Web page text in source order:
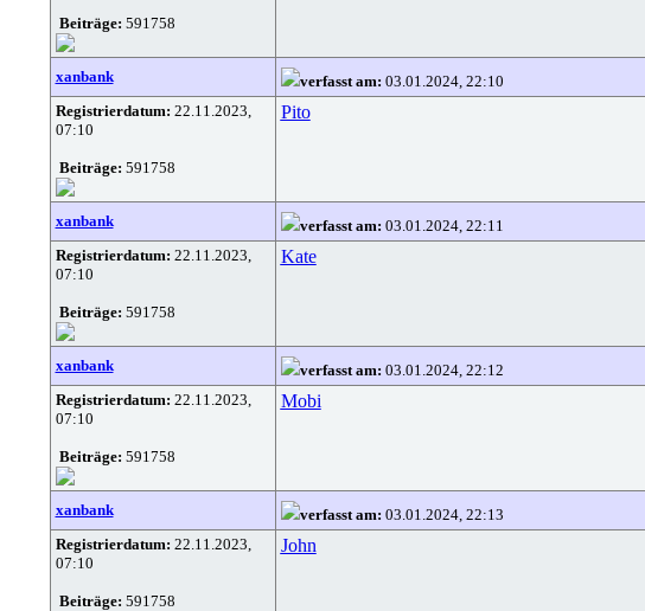
Beiträge: 591758
xanbank verfasst am: 03.01.2024, 22:10
Registrierdatum: 22.11.2023,
07:10
Beiträge: 591758
Pito
xanbank verfasst am: 03.01.2024, 22:11
Registrierdatum: 22.11.2023,
07:10
Beiträge: 591758
Kate
xanbank verfasst am: 03.01.2024, 22:12
Registrierdatum: 22.11.2023,
07:10
Beiträge: 591758
Mobi
xanbank verfasst am: 03.01.2024, 22:13
Registrierdatum: 22.11.2023,
07:10
Beiträge: 591758
John